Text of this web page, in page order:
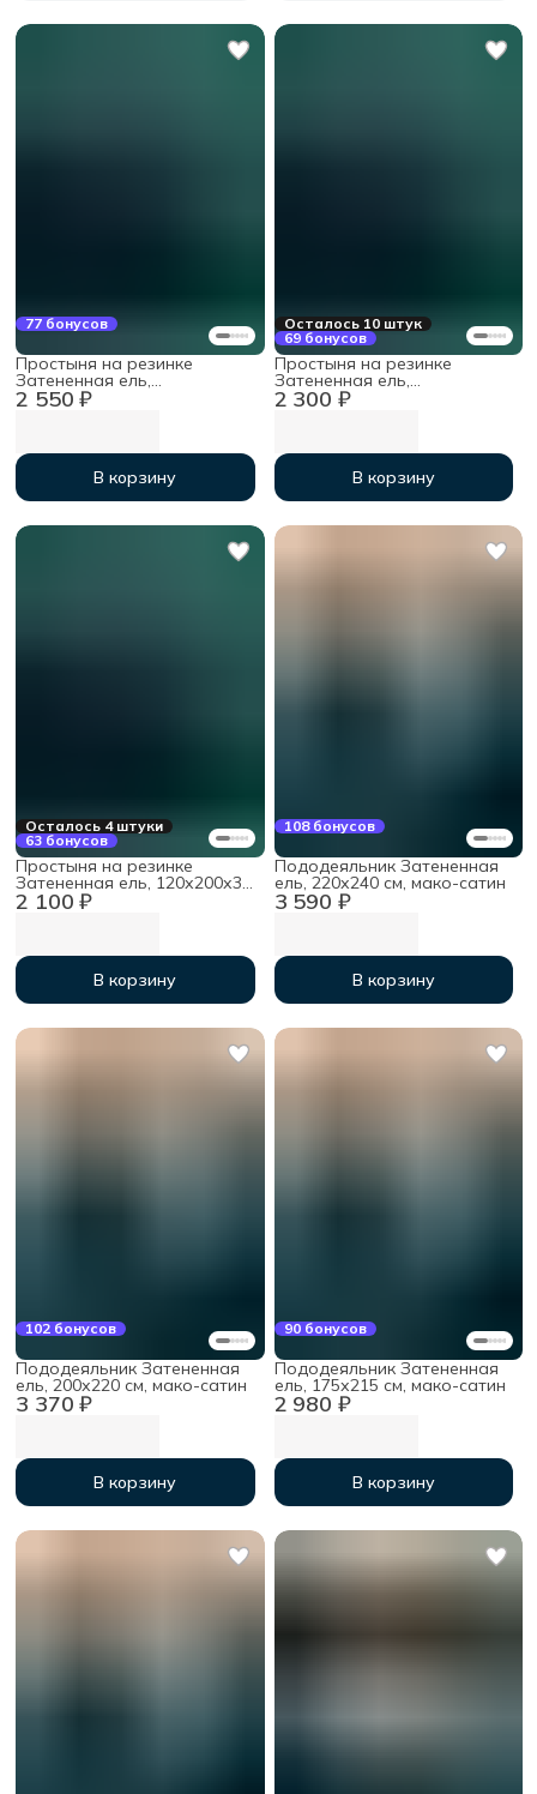
77 бонусов
2 550 ₽
Простыня на резинке
Затененная ель,
160х200х30см, мако-сатин
В корзину
Осталось 10 штук
69 бонусов
2 300 ₽
Простыня на резинке
Затененная ель,
140х200х30см, мако-сатин
В корзину
Осталось 4 штуки
63 бонусов
2 100 ₽
Простыня на резинке
Затененная ель, 120х200х30
см, мако-сатин
В корзину
108 бонусов
3 590 ₽
Пододеяльник Затененная
ель, 220х240 см, мако-сатин
В корзину
102 бонусов
3 370 ₽
Пододеяльник Затененная
ель, 200х220 см, мако-сатин
В корзину
90 бонусов
2 980 ₽
Пододеяльник Затененная
ель, 175х215 см, мако-сатин
В корзину